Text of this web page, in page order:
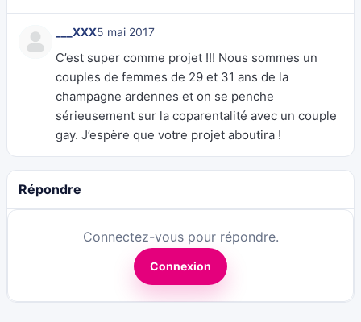
___XXX5 mai 2017
C’est super comme projet !!! Nous sommes un
couples de femmes de 29 et 31 ans de la
champagne ardennes et on se penche
sérieusement sur la coparentalité avec un couple
gay. J’espère que votre projet aboutira !
Répondre
Connectez-vous pour répondre.
Connexion